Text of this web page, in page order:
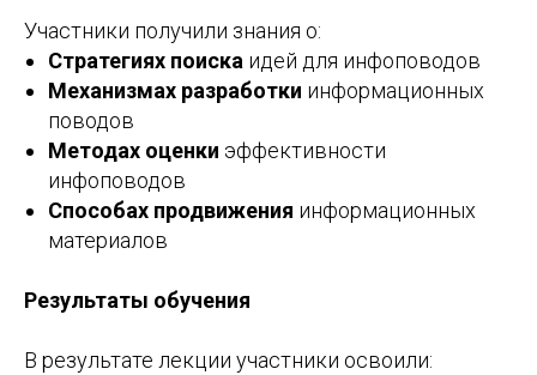
Участники получили знания о:
Стратегиях поиска идей для инфоповодов
Механизмах разработки информационных
поводов
Методах оценки эффективности
инфоповодов
Способах продвижения информационных
материалов
Результаты обучения
В результате лекции участники освоили: